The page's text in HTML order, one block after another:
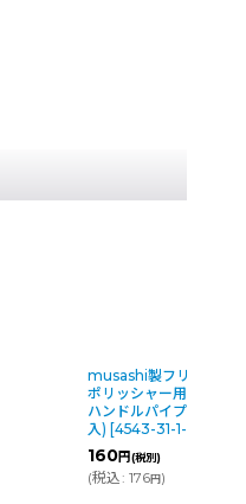
musashi製フリーハン
ポリッシャー用パーツ
ハンドルパイプ取付ネ
入) [4543-31-1-o
160円(税別)
(税込: 176円)